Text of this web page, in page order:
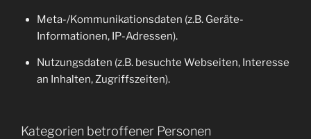
Meta-/Kommunikationsdaten (z.B. Geräte-
Informationen, IP-Adressen).
Nutzungsdaten (z.B. besuchte Webseiten, Interesse
an Inhalten, Zugriffszeiten).
Kategorien betroffener Personen